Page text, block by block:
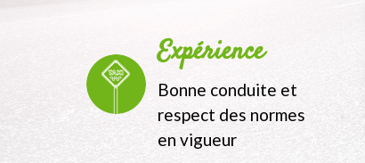
Expérience
Bonne conduite et
respect des normes
en vigueur